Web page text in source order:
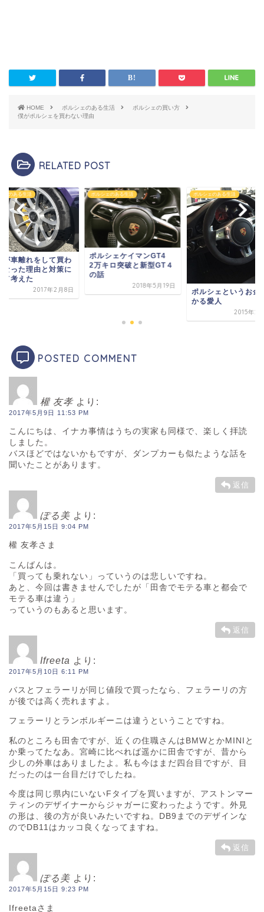
HOME ポルシェのある生活
ポルシェの買い方
僕がポルシェを買わない理由
RELATED POST
ェのある生活
が車離れをして買わ
なった理由と対策に
て考えた
2017年2月8日
ポルシェのある生活
ポルシェケイマンGT4
2万キロ突破と新型GT４
の話
2018年5月19日
ポルシェのある生活
ポルシェというお金
かる愛人
2015年2
POSTED COMMENT
權 友孝 より:
2017年5月9日 11:53 PM
こんにちは、イナカ事情はうちの実家も同様で、楽しく拝読
しました。
バスほどではないかもですが、ダンプカーも似たような話を
聞いたことがあります。
返信
ぽる美 より:
2017年5月15日 9:04 PM
權 友孝さま
こんばんは。
「買っても乗れない」っていうのは悲しいですね。
あと、今回は書きませんでしたが「田舎でモテる車と都会で
モテる車は違う」
っていうのもあると思います。
返信
Ifreeta より:
2017年5月10日 6:11 PM
バスとフェラーリが同じ値段で買ったなら、フェラーリの方
が後では高く売れますよ。
フェラーリとランボルギーニは違うということですね。
私のところも田舎ですが、近くの住職さんはBMWとかMINIと
か乗ってたなあ。宮崎に比べれば遥かに田舎ですが、昔から
少しの外車はありましたよ。私も今はまだ四台目ですが、目
だったのは一台目だけでしたね。
今度は同じ県内にいないFタイプを買いますが、アストンマー
ティンのデザイナーからジャガーに変わったようです。外見
の形は、後の方が良いみたいですね。DB9までのデザインな
のでDB11はカッコ良くなってますね。
返信
ぽる美 より:
2017年5月15日 9:23 PM
Ifreetaさま